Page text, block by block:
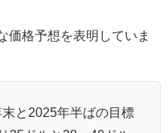
価格予想を表明していま
と2025年半ばの目標